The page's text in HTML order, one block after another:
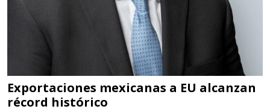
HERRAMIENTAS DE TORQUE
TORQUE CONTROLADO,
MECANICOS, ELECTRONICOS,
DIGITALES, MULTIPLICADORES,
PARA PUNTAS,
Exportaciones mexicanas a EU alcanzan
récord histórico